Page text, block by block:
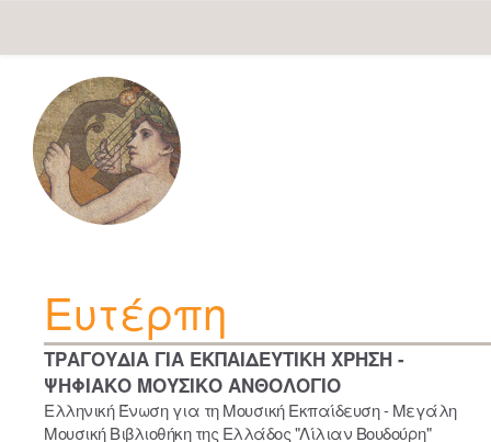
navigation
Ευτέρπη
ΤΡΑΓΟΥΔΙΑ ΓΙΑ ΕΚΠΑΙΔΕΥΤΙΚΗ ΧΡΗΣΗ -
ΨΗΦΙΑΚΟ ΜΟΥΣΙΚΟ ΑΝΘΟΛΟΓΙΟ
Ελληνική Ένωση για τη Μουσική Εκπαίδευση - Μεγάλη
Μουσική Βιβλιοθήκη της Ελλάδος "Λίλιαν Βουδούρη"